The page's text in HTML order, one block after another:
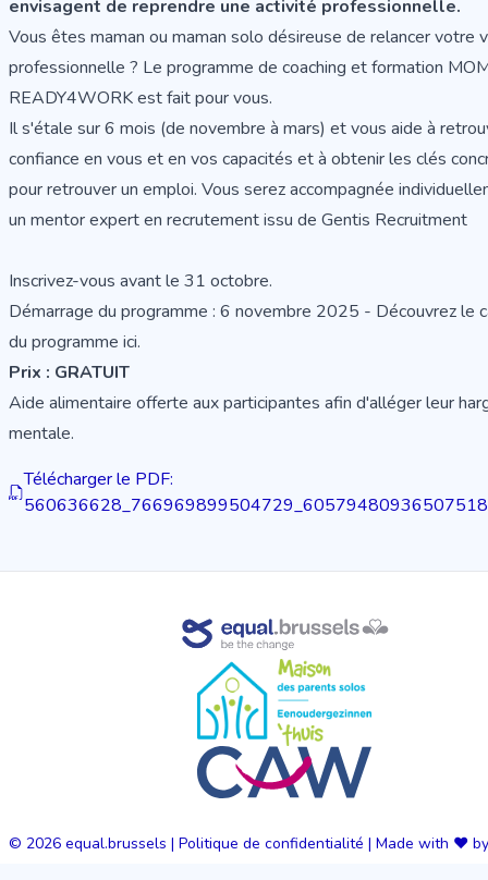
envisagent de reprendre une activité professionnelle.
Vous êtes maman ou maman solo désireuse de relancer votre
professionnelle ? Le programme de coaching et formation
READY4WORK est fait pour vous.
Il s'étale sur 6 mois (de novembre à mars) et vous aide à
confiance en vous et en vos capacités et à obtenir les clés
pour retrouver un emploi. Vous serez accompagnée
un mentor expert en recrutement issu de Gentis Recruitment
Inscrivez-vous avant le 31 octobre.
Démarrage du programme : 6 novembre 2025 - Découvrez le
du programme ici.
Prix : GRATUIT
Aide alimentaire offerte aux participantes afin d'alléger leur
mentale.
Télécharger le PDF:
© 2026 equal.brussels | Politique de confidentialité | Made with ❤️